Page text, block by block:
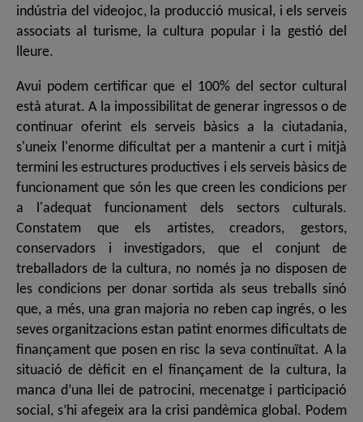
indústria del videojoc, la producció musical, i els serveis
associats al turisme, la cultura popular i la gestió del
lleure.
Avui podem certificar que el 100% del sector cultural
està aturat. A la impossibilitat de generar ingressos o de
continuar oferint els serveis bàsics a la ciutadania,
s'uneix l'enorme dificultat per a mantenir a curt i mitjà
termini les estructures productives i els serveis bàsics de
funcionament que són les que creen les condicions per
a l'adequat funcionament dels sectors culturals.
Constatem que els artistes, creadors, gestors,
conservadors i investigadors, que el conjunt de
treballadors de la cultura, no només ja no disposen de
les condicions per donar sortida als seus treballs sinó
que, a més, una gran majoria no reben cap ingrés, o les
seves organitzacions estan patint enormes dificultats de
finançament que posen en risc la seva continuïtat. A la
situació de dèficit en el finançament de la cultura, la
manca d’una llei de patrocini, mecenatge i participació
social, s’hi afegeix ara la crisi pandèmica global. Podem